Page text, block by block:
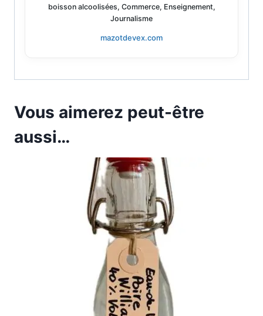
boisson alcoolisées, Commerce, Enseignement,
Journalisme
mazotdevex.com
Vous aimerez peut-être
aussi…